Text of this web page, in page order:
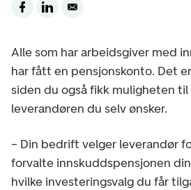
Alle som har arbeidsgiver med
har fått en pensjonskonto. Det
siden du også fikk muligheten til
leverandøren du selv ønsker.
– Din bedrift velger leverandør
forvalte innskuddspensjonen
hvilke investeringsvalg du får